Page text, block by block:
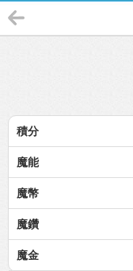
積分
魔能
魔幣
魔鑽
魔金